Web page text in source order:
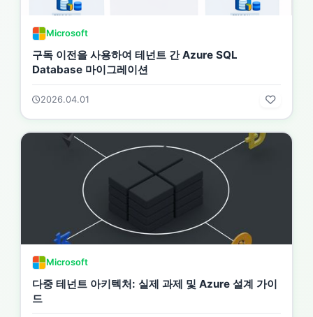
Microsoft
구독 이전을 사용하여 테넌트 간 Azure SQL
Database 마이그레이션
2026.04.01
Microsoft
다중 테넌트 아키텍처: 실제 과제 및 Azure 설계 가이
드